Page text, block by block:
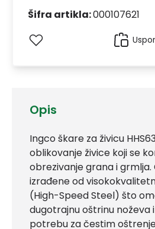
Opis
Ingco škare za živicu
oblikovanje živice koji se
obrezivanje grana i grmlja.
izrađene od
(High-Speed Steel) što
dugotrajnu oštrinu noževa
potrebu za čestim
Šifra artikla:000107621